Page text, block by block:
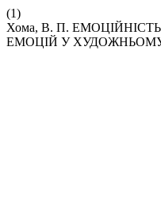
(1)
Хома, В. П.
ЕМОЦІЙ У